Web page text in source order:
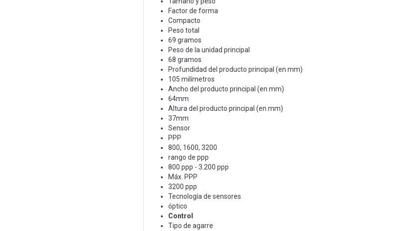
Factor de forma
Compacto
Peso total
69 gramos
Peso de la unidad principal
68 gramos
Profundidad del producto principal (en mm)
105 milímetros
Ancho del producto principal (en mm)
64mm
Altura del producto principal (en mm)
37mm
Sensor
PPP
800, 1600, 3200
rango de ppp
800 ppp - 3.200 ppp
Máx. PPP
3200 ppp
Tecnología de sensores
óptico
Control
Tipo de agarre